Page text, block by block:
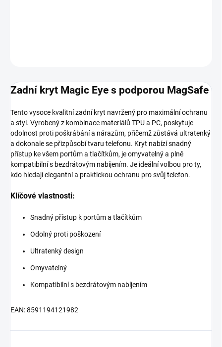
Zadní kryt Magic Eye s podporou MagSafe
Tento vysoce kvalitní zadní kryt navržený pro maximální ochranu
a styl. Vyrobený z kombinace materiálů TPU a PC, poskytuje
odolnost proti poškrábání a nárazům, přičemž zůstává ultratenký
a dokonale se přizpůsobí tvaru telefonu. Kryt nabízí snadný
přístup ke všem portům a tlačítkům, je omyvatelný a plně
kompatibilní s bezdrátovým nabíjením. Je ideální volbou pro ty,
kdo hledají elegantní a praktickou ochranu pro svůj telefon.
Klíčové vlastnosti:
Snadný přístup k portům a tlačítkům
Odolný proti poškození
Ultratenký design
Omyvatelný
Kompatibilní s bezdrátovým nabíjením
EAN: 8591194121982